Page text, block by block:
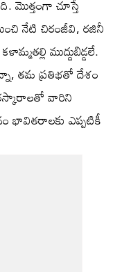
మొత్తంగా చూస్తే
నేటి చిరంజీవి, రజినీ
ముద్దుబిడ్డలే.
తమ ప్రతిభతో దేశం
వారిని
భావితరాలకు ఎప్పటికీ